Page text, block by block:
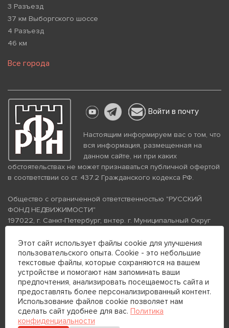
3 Разъезд
37 км Выборгского шоссе
4 Разъезд
46 км
Все города
Войти в почту
Настоящим информируем вас о том, что
вся информация, размещенная на
данном сайте, ни при каких
обстоятельствах не может признаваться публичной офертой
в соответствии со ст. 437.2 Гражданского кодекса РФ.
Общество с ограниченной ответственностью "РУССКИЙ
ФОНД НЕДВИЖИМОСТИ"
197022, г. Санкт-Петербург, вн.тер. г. Муниципальный Округ
помещение 26Н, комната 103
ИНН 7813672570 КПП 781301001 ОГРН 1237800058870
Политика конфиденциальности
Политика обработки
персональных данных
Телефон для связи:
+7 (812) 200-99-98
+7 (812) 200-88-89
Этот сайт использует файлы cookie для улучшения
пользовательского опыта. Cookie - это небольшие
текстовые файлы, которые сохраняются на вашем
устройстве и помогают нам запоминать ваши
предпочтения, анализировать посещаемость сайта и
предоставлять более персонализированный контент.
Использование файлов cookie позволяет нам
сделать сайт удобнее для вас. Политика
конфиденциальности